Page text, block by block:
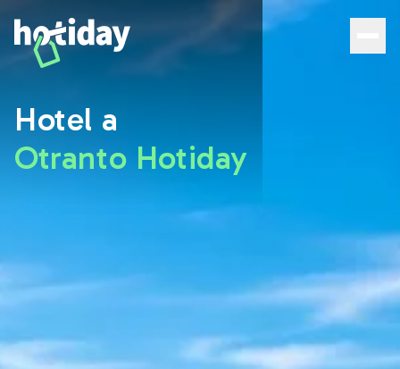
Hotel a
Otranto Hotiday
Hotel a Otranto: scopri le migliori camere con Hotiday -